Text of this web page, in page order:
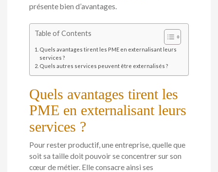
présente bien d’avantages.
Table of Contents
Quels avantages tirent les PME en externalisant leurs
services ?
Quels autres services peuvent être externalisés ?
Quels avantages tirent les
PME en externalisant leurs
services ?
Pour rester productif, une entreprise, quelle que
soit sa taille doit pouvoir se concentrer sur son
cœur de métier. Elle consacre ainsi ses